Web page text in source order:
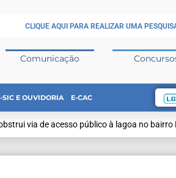
CLIQUE AQUI PARA REALIZAR UMA
Comunicação
SIC E OUVIDORIA E-CAC
via de acesso público à lagoa no bairro